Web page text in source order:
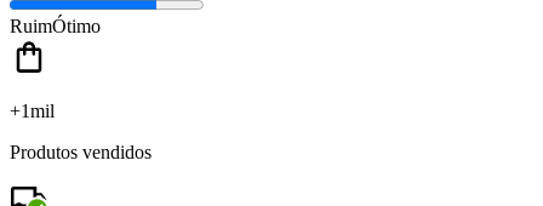
RuimÓtimo
+1mil
Produtos vendidos